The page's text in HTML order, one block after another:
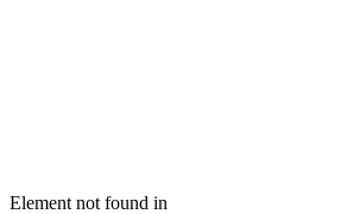
Element not found in